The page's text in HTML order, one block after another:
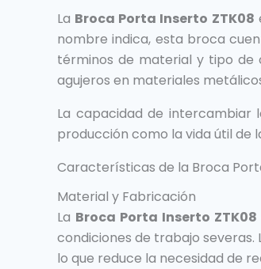
La Broca Porta Inserto ZTK08
nombre indica, esta broca
términos de material y tipo de
agujeros en materiales
La capacidad de
producción como la vida útil de
Características de la Broca
Material y Fabricación
La Broca Porta Inserto ZTK08
condiciones de trabajo
lo que reduce la necesidad de